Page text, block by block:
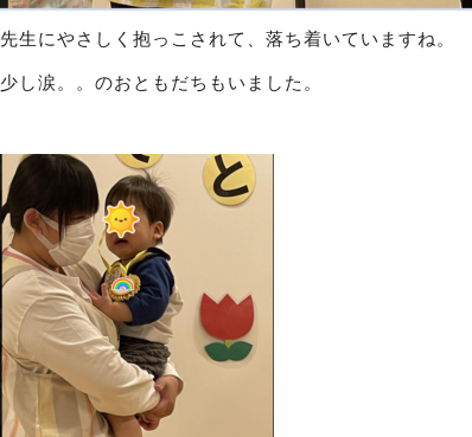
先生にやさしく抱っこされて、落ち着いていますね。
少し涙。。のおともだちもいました。